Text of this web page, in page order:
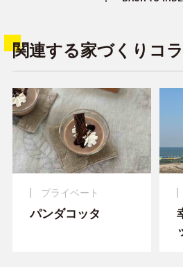
関連する家づくりコ
プライベート
パンダコッタ